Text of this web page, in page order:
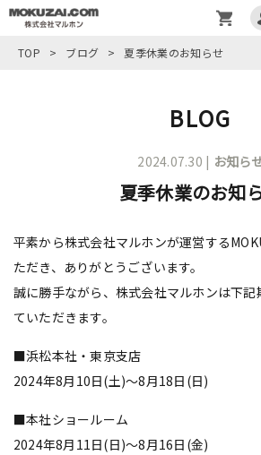
TOP > ブログ > 夏季休業のお知らせ
BLOG
2024.07.30 | お知ら
夏季休業のお知
平素から株式会社マルホンが運営する
ただき、ありがとうございます。
誠に勝手ながら、株式会社マルホンは下
ていただきます。
■浜松本社・東京支店
2024年8月10日(土)～8月18日(日)
■本社ショールーム
2024年8月11日(日)～8月16日(金)